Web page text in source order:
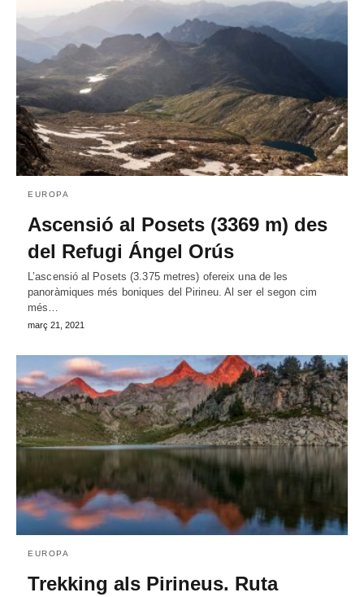
EUROPA
Ascensió al Posets (3369 m) des
del Refugi Ángel Orús
L’ascensió al Posets (3.375 metres) ofereix una de les
panoràmiques més boniques del Pirineu. Al ser el segon cim
més…
març 21, 2021
EUROPA
Trekking als Pirineus. Ruta